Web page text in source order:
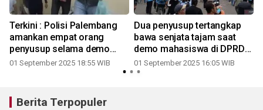
Terkini : Polisi Palembang
amankan empat orang
penyusup selama demo
mahasiswa di Gedung DPRD
01 September 2025 18:55 WIB
Dua penyusup tertangkap
bawa senjata tajam saat
demo mahasiswa di DPRD
Sumsel
01 September 2025 16:05 WIB
Berita Terpopuler